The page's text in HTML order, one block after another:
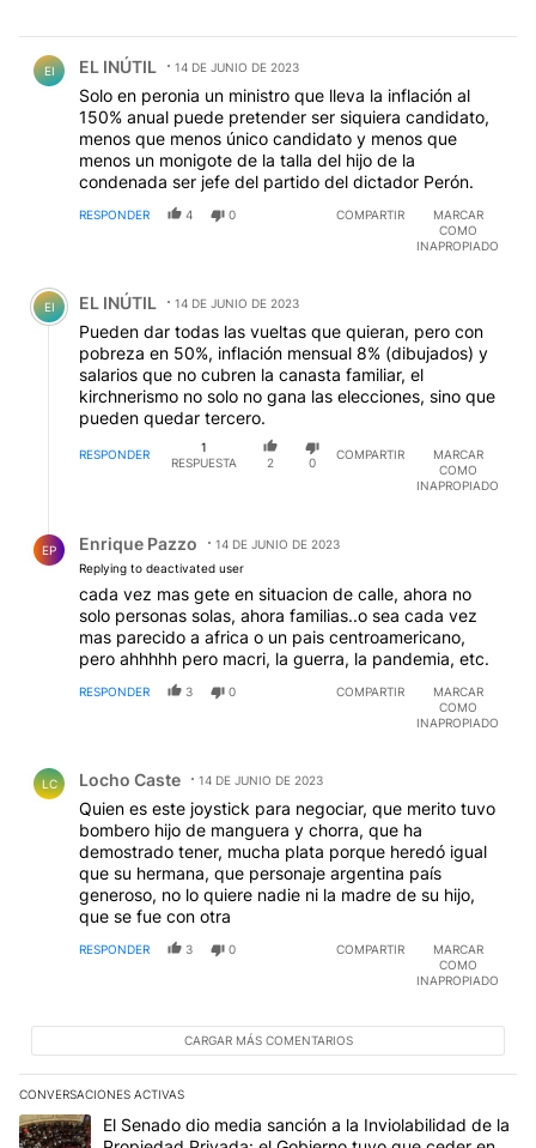
EI EL INÚTIL 14 DE JUNIO DE 2023
Solo en peronia un ministro que lleva la inflación al
150% anual puede pretender ser siquiera candidato,
menos que menos único candidato y menos que
menos un monigote de la talla del hijo de la
condenada ser jefe del partido del dictador Perón.
RESPONDER 4 0 COMPARTIR
MARCAR
COMO
INAPROPIADO
Comentario de EL INÚTIL.
EI EL INÚTIL 14 DE JUNIO DE 2023
Pueden dar todas las vueltas que quieran, pero con
pobreza en 50%, inflación mensual 8% (dibujados) y
salarios que no cubren la canasta familiar, el
kirchnerismo no solo no gana las elecciones, sino que
pueden quedar tercero.
RESPONDER
1
RESPUESTA
2 0
COMPARTIR
MARCAR
COMO
INAPROPIADO
EP Enrique Pazzo
14 DE JUNIO DE 2023
Replying to deactivated user
cada vez mas gete en situacion de calle, ahora no
solo personas solas, ahora familias..o sea cada vez
mas parecido a africa o un pais centroamericano,
pero ahhhhh pero macri, la guerra, la pandemia, etc.
RESPONDER 3 0 COMPARTIR
MARCAR
COMO
INAPROPIADO
LC Locho Caste 14 DE JUNIO DE 2023
Quien es este joystick para negociar, que merito tuvo
bombero hijo de manguera y chorra, que ha
demostrado tener, mucha plata porque heredó igual
que su hermana, que personaje argentina país
generoso, no lo quiere nadie ni la madre de su hijo,
que se fue con otra
RESPONDER 3 0 COMPARTIR
MARCAR
COMO
INAPROPIADO
CARGAR MÁS COMENTARIOS
CONVERSACIONES ACTIVAS
Este listado muestra los artículos con más comentarios en los
Un artículo de tendencia con el título "El Senado dio media
El Senado dio media sanción a la Inviolabilidad de la